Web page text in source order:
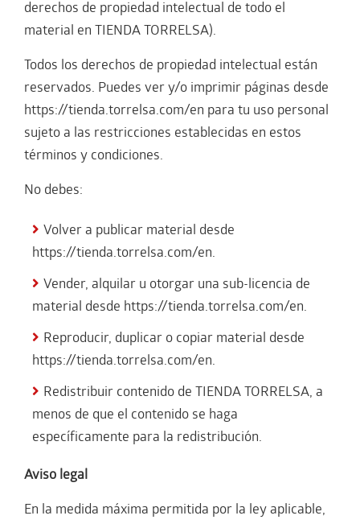
derechos de propiedad intelectual de todo el
material en TIENDA TORRELSA).
Todos los derechos de propiedad intelectual están
reservados. Puedes ver y/o imprimir páginas desde
https://tienda.torrelsa.com/en para tu uso personal
sujeto a las restricciones establecidas en estos
términos y condiciones.
No debes:
Volver a publicar material desde
https://tienda.torrelsa.com/en.
Vender, alquilar u otorgar una sub-licencia de
material desde https://tienda.torrelsa.com/en.
Reproducir, duplicar o copiar material desde
https://tienda.torrelsa.com/en.
Redistribuir contenido de TIENDA TORRELSA, a
menos de que el contenido se haga
específicamente para la redistribución.
Aviso legal
En la medida máxima permitida por la ley aplicable,